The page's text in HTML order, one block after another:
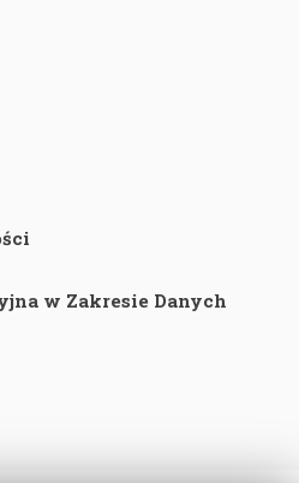
w Zakresie Danych